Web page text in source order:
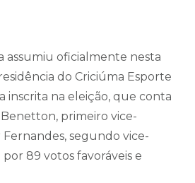
assumiu oficialmente nesta
do Criciúma Esporte
inscrita na eleição, que conta
primeiro vice-
segundo vice-
89 votos favoráveis e